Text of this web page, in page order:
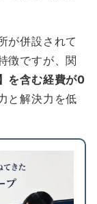
が併設されて
徴ですが、関
を含む経費が0
と解決力を低